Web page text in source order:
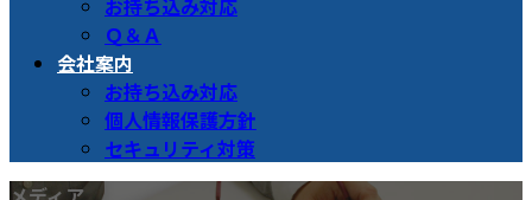
お持ち込み対応
Ｑ＆Ａ
会社案内
お持ち込み対応
個人情報保護方針
セキュリティ対策